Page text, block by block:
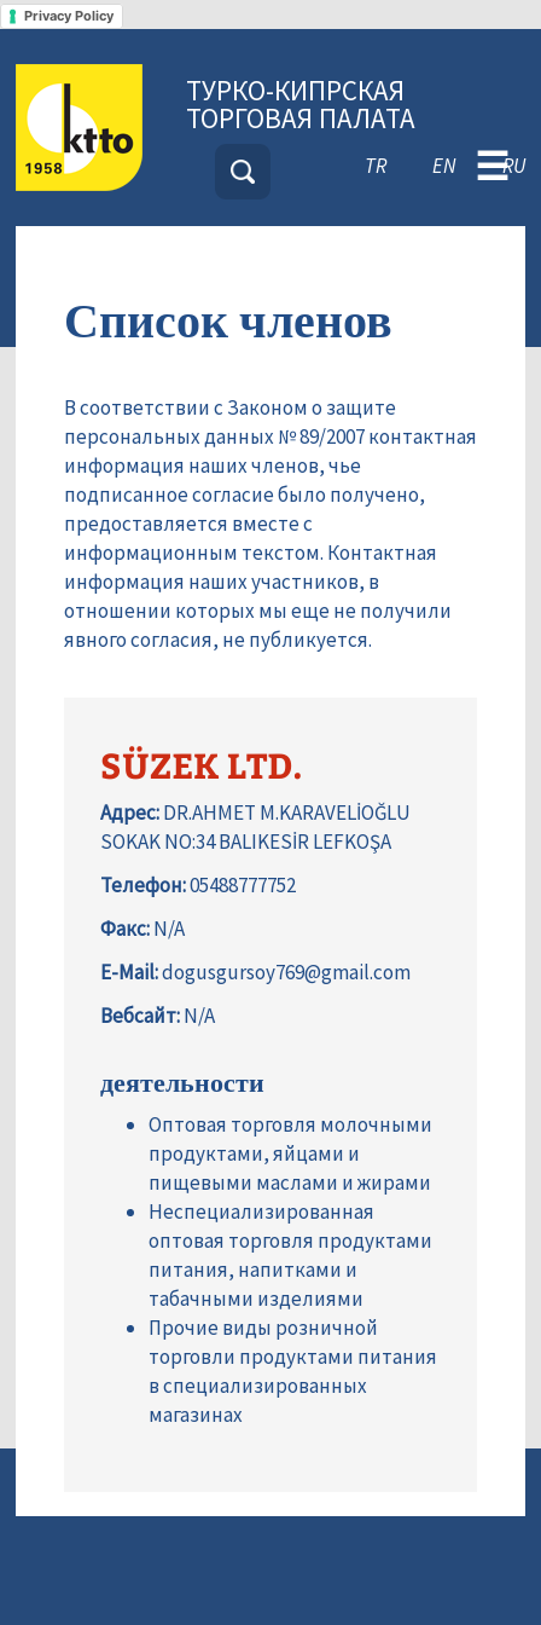
Privacy Policy
ТУРКО-КИПРСКАЯ
ТОРГОВАЯ ПАЛАТА
TR EN RU
☰
Список членов
В соответствии с Законом о защите
персональных данных № 89/2007 контактная
информация наших членов, чье
подписанное согласие было получено,
предоставляется вместе с
информационным текстом. Контактная
информация наших участников, в
отношении которых мы еще не получили
явного согласия, не публикуется.
SÜZEK LTD.
Адрес:DR.AHMET M.KARAVELİOĞLU
SOKAK NO:34 BALIKESİR LEFKOŞA
Телефон:05488777752
Факс:N/A
E-Mail:dogusgursoy769@gmail.com
Вебсайт:N/A
деятельности
Оптовая торговля молочными
продуктами, яйцами и
пищевыми маслами и жирами
Неспециализированная
оптовая торговля продуктами
питания, напитками и
табачными изделиями
Прочие виды розничной
торговли продуктами питания
в специализированных
магазинах